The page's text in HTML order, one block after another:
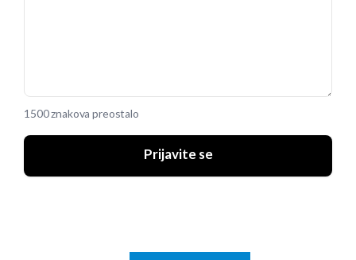
1500 znakova preostalo
Prijavite se